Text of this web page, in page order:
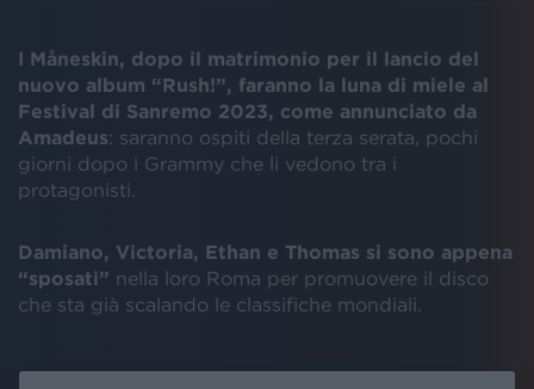
I Måneskin, dopo il matrimonio per il lancio del
nuovo album “Rush!”, faranno la luna di miele al
Festival di Sanremo 2023, come annunciato da
Amadeus: saranno ospiti della terza serata, pochi
giorni dopo i Grammy che li vedono tra i
protagonisti.
Damiano, Victoria, Ethan e Thomas si sono appena
“sposati” nella loro Roma per promuovere il disco
che sta già scalando le classifiche mondiali.